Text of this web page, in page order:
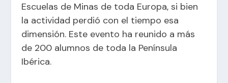
Escuelas de Minas de toda Europa, si bien
la actividad perdió con el tiempo esa
dimensión. Este evento ha reunido a más
de 200 alumnos de toda la Península
Ibérica.